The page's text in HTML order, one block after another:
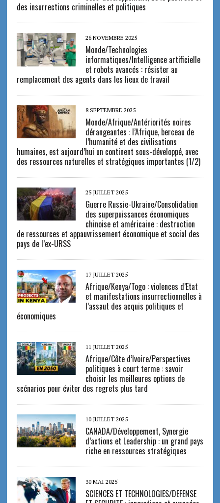
des insurrections criminelles et politiques
26 NOVEMBRE 2025
Monde/Technologies
informatiques/Intelligence artificielle
et robots avancés : résister au
remplacement des agents dans les lieux de travail
8 SEPTEMBRE 2025
Monde/Afrique/Antériorités noires
dérangeantes : l’Afrique, berceau de
l’humanité et des civilisations
humaines, est aujourd’hui un continent sous-développé, avec
des ressources naturelles et stratégiques importantes (1/2)
25 JUILLET 2025
Guerre Russie-Ukraine/Consolidation
des superpuissances économiques
chinoise et américaine : destruction
de ressources et appauvrissement économique et social des
pays de l’ex-URSS
17 JUILLET 2025
Afrique/Kenya/Togo : violences d’Etat
et manifestations insurrectionnelles à
l’assaut des acquis politiques et
économiques
11 JUILLET 2025
Afrique/Côte d’Ivoire/Perspectives
politiques à court terme : savoir
choisir les meilleures options de
scénarios pour éviter des regrets plus tard
10 JUILLET 2025
CANADA/Développement, Synergie
d’actions et Leadership : un grand pays
riche en ressources stratégiques
30 MAI 2025
SCIENCES ET TECHNOLOGIES/DEFENSE